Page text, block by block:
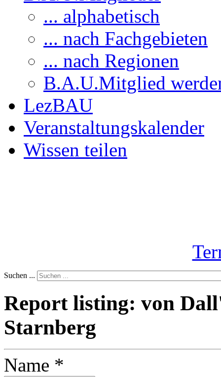
... alphabetisch
... nach Fachgebieten
... nach Regionen
B.A.U.Mitglied
LezBAU
Veranstaltungskalender
Wissen teilen
Suchen ...
Report listing: von
Starnberg
Name *